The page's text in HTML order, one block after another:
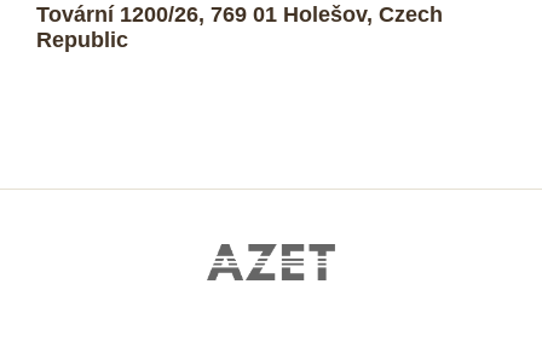
Tovární 1200/26, 769 01 Holešov, Czech
Republic